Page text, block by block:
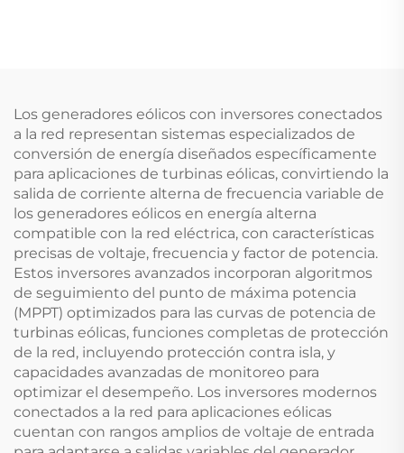
Agua
Bomba de calor a gran
escala para Hogares
Los generadores eólicos con inversores conectados
a la red representan sistemas especializados de
conversión de energía diseñados específicamente
para aplicaciones de turbinas eólicas, convirtiendo la
salida de corriente alterna de frecuencia variable de
los generadores eólicos en energía alterna
compatible con la red eléctrica, con características
precisas de voltaje, frecuencia y factor de potencia.
Estos inversores avanzados incorporan algoritmos
de seguimiento del punto de máxima potencia
(MPPT) optimizados para las curvas de potencia de
turbinas eólicas, funciones completas de protección
de la red, incluyendo protección contra isla, y
capacidades avanzadas de monitoreo para
optimizar el desempeño. Los inversores modernos
conectados a la red para aplicaciones eólicas
cuentan con rangos amplios de voltaje de entrada